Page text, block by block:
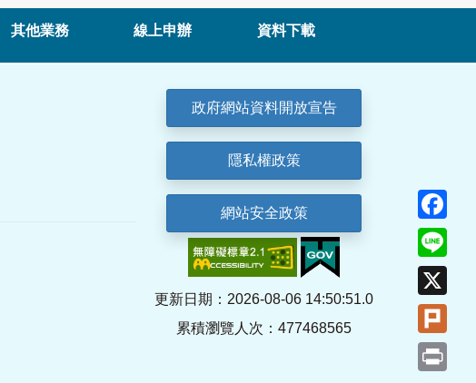
其他業務 線上申辦 資料下載
政府網站資料開放宣告
隱私權政策
網站安全政策
更新日期：2026-08-06 14:50:51.0
累積瀏覽人次：477468565